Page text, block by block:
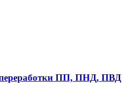
переработки ПП, ПНД, ПВД